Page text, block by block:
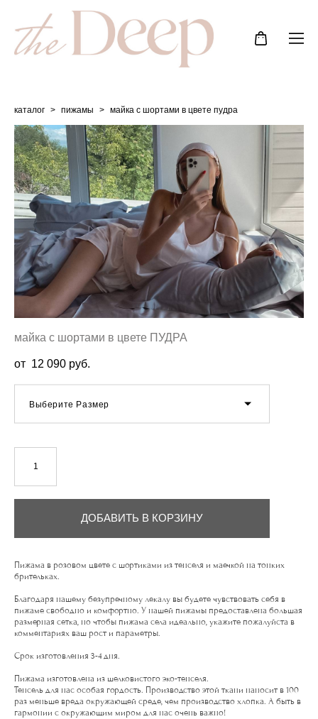
каталог > пижамы > майка с шортами в цвете пудра
майка с шортами в цвете ПУДРА
от 12 090 pуб.
Выберите Размер
ДОБАВИТЬ В КОРЗИНУ
Пижама в розовом цвете с шортиками из тенселя и маечкой на тонких
брительках.
Благодаря нашему безупречному лекалу вы будете чувствовать себя в
пижаме свободно и комфортно. У нашей пижамы предоставлена большая
размерная сетка, но чтобы пижама села идеально, укажите пожалуйста в
комментариях ваш рост и параметры.
Cрок изготовления 3-4 дня.
Пижама изготовлена из шелковистого эко-тенселя.
Тенсель для нас особая гордость. Производство этой ткани наносит в 100
раз меньше вреда окружающей среде, чем производство хлопка. А быть в
гармонии с окружающим миром для нас очень важно!